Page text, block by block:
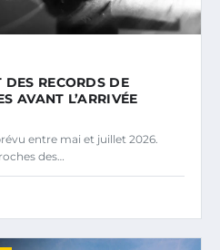
DES RECORDS DE
AVANT L’ARRIVÉE
entre mai et juillet 2026.
des…